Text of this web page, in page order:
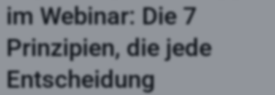
im Webinar: Die 7
Prinzipien, die jede
Entscheidung